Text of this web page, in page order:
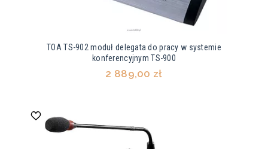
TOA TS-902 moduł delegata do pracy w systemie
konferencyjnym TS-900
2 889,00 zł